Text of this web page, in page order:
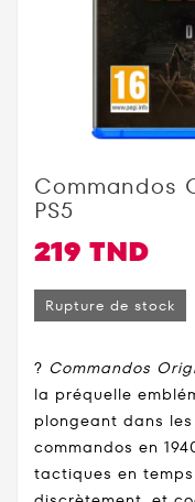
Commandos
PS5
219 TND
Rupture de stock
?️ Commandos
la préquelle
plongeant dans
commandos en
tactiques en